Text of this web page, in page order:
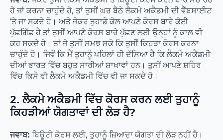
ਹੋ ਜਾਂ ਕਰਨਾ ਚਾਹੁੰਦੇ ਹੋ, ਤਾਂ ਤੁਸੀਂ ਘਰ ਬੈਠੇ ਲੈਕਮੇ ਅਕੈਡਮੀ ਦੀ ਵੈੱਬਸਾਈਟ
‘ਤੇ ਜਾ ਸਕਦੇ ਹੋ। ਅਤੇ ਜੇਕਰ ਤੁਹਾਡੇ ਕੋਲ ਆਪਣੇ ਕੋਰਸ ਬਾਰੇ ਕੋਈ
ਪੁੱਛਗਿੱਛ ਹੈ ਤਾਂ ਤੁਸੀਂ ਆਪਣੇ ਕੋਰਸ ਬਾਰੇ ਪੁੱਛਣ ਲਈ ਉਨ੍ਹਾਂ ਨੂੰ ਕਾਲ ਵੀ
ਕਰ ਸਕਦੇ ਹੋ। ਤਾਂ ਜੋ ਤੁਸੀਂ ਸਮਝ ਸਕੋ ਕਿ ਤੁਸੀਂ ਕਿਹੜਾ ਕੋਰਸ ਕਰਨਾ
ਚਾਹੁੰਦੇ ਹੋ। ਜਿਵੇਂ ਕਿ ਮੈਂ ਤੁਹਾਨੂੰ ਪਹਿਲਾਂ ਹੀ ਦੱਸਿਆ ਹੈ ਕਿ ਲੈਕਮੇ ਅਕੈਡਮੀ
ਦੀਆਂ ਭਾਰਤ ਵਿੱਚ ਬਹੁਤ ਸਾਰੀਆਂ ਸ਼ਾਖਾਵਾਂ ਹਨ। ਤੁਸੀਂ ਆਪਣੇ ਸ਼ਹਿਰ
ਵਿੱਚ ਕਿਸੇ ਵੀ ਲੈਕਮੇ ਅਕੈਡਮੀ ਵਿੱਚ ਵੀ ਜਾ ਸਕਦੇ ਹੋ।
2.ਲੈਕਮੇ ਅਕੈਡਮੀ ਵਿੱਚ ਕੋਰਸ ਕਰਨ ਲਈ ਤੁਹਾਨੂੰ
ਕਿਹੜੀਆਂ ਯੋਗਤਾਵਾਂ ਦੀ ਲੋੜ ਹੈ?
ਜਵਾਬ: ਬਿਊਟੀ ਕੋਰਸ ਲਈ, ਤੁਹਾਨੂੰ ਜ਼ਿਆਦਾ ਯੋਗਤਾ ਦੀ ਲੋੜ ਨਹੀਂ ਹੈ।